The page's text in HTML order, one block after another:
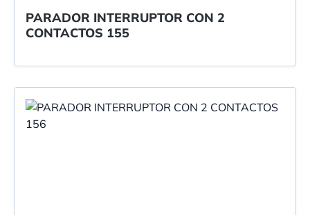
PARADOR INTERRUPTOR CON 2
CONTACTOS 155